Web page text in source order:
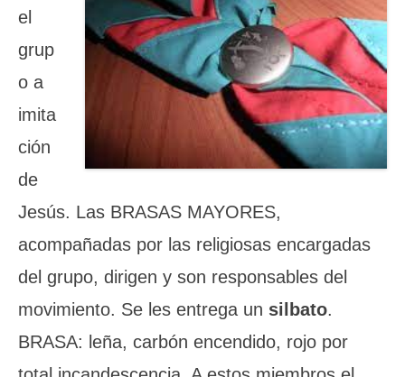
el
grup
o a
imita
ción
de
Jesús. Las BRASAS MAYORES,
acompañadas por las religiosas encargadas
del grupo, dirigen y son responsables del
movimiento. Se les entrega un silbato.
BRASA: leña, carbón encendido, rojo por